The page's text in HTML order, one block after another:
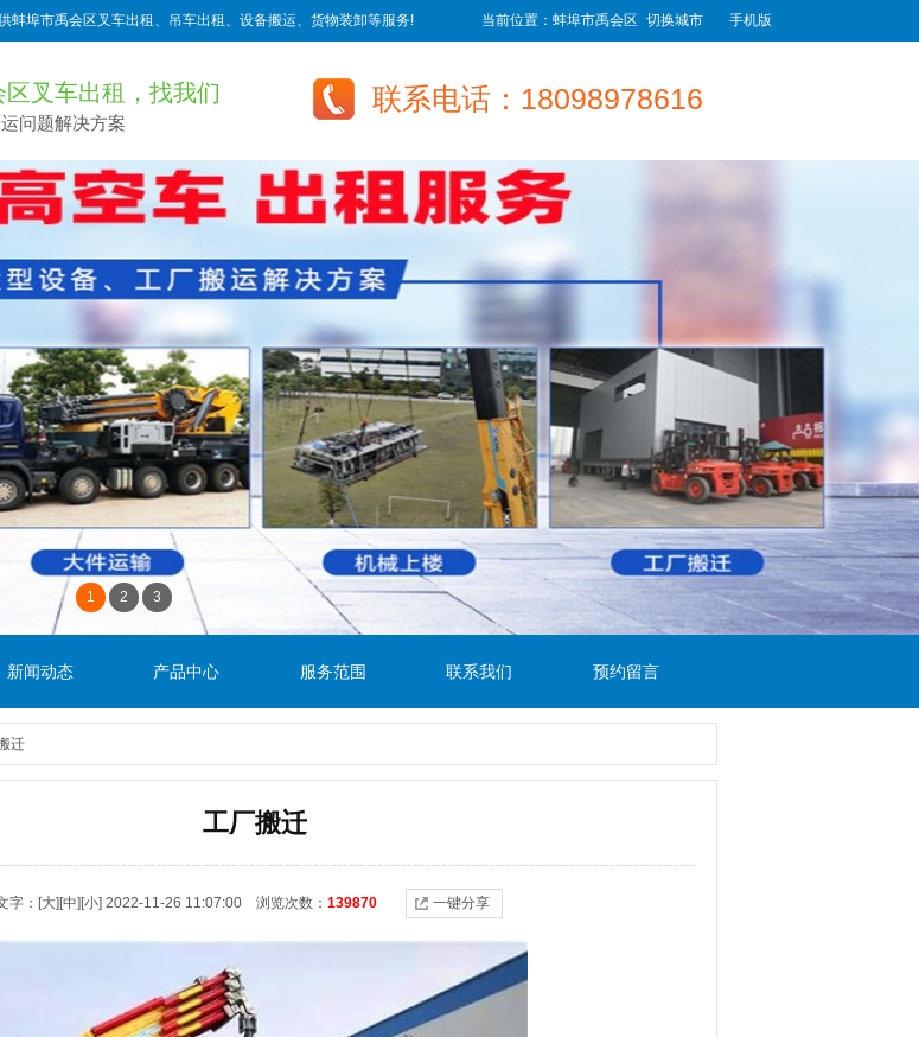
蚌埠市禹会区叉车出租、吊车出租、设备搬运、货物装卸等服务! 当前位置：蚌埠市禹会区 切换城市 手机版
叉车出租，找我们
问题解决方案
联系电话：18098978616
1 2 3
新闻动态 产品中心 服务范围 联系我们 预约留言
迁
工厂搬迁
字： [大] [中] [小] 2022-11-26 11:07:00 浏览次数： 139870 一键分享